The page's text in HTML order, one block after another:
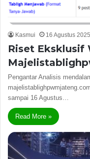
Kasmui 16 Agustus 2025
Riset Eksklusif
Pengantar Analisis
sampai 16 Agustus…
Read More »